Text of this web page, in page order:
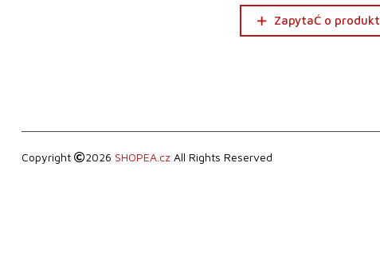
ZapytaĆ o produkt
Copyright 2026 SHOPEA.cz All Rights Reserved